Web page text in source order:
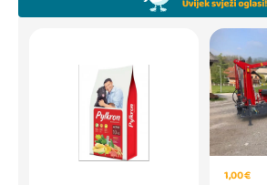
1,00 €